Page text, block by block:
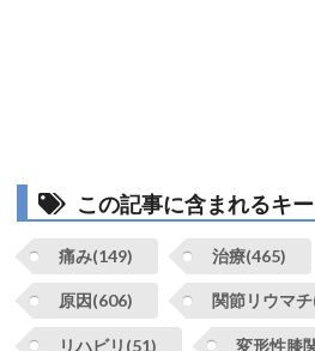
この記事に含まれるキ
痛み(149) 治療(465)
原因(606) 関節リウマ
リハビリ(51) 変形性膝